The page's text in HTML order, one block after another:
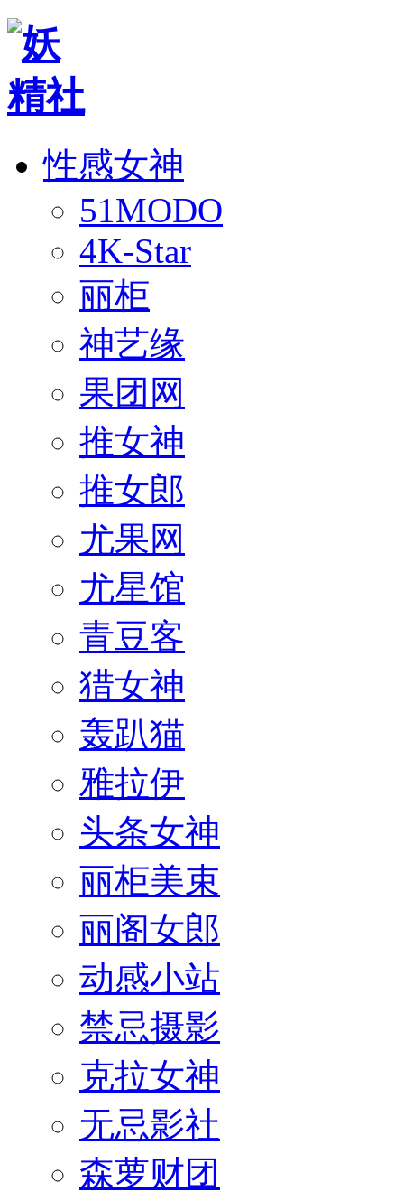
性感女神
51MODO
4K-Star
丽柜
神艺缘
果团网
推女神
推女郎
尤果网
尤星馆
青豆客
猎女神
轰趴猫
雅拉伊
头条女神
丽柜美束
丽阁女郎
动感小站
禁忌摄影
克拉女神
无忌影社
森萝财团